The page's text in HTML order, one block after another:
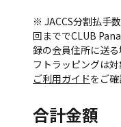
※ JACCS分割払手
回まででCLUB
録の会員住所に送
フトラッピングは
ご利用ガイドをご確
合計金額